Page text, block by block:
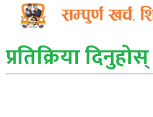
प्रतिक्रिया दिनुहोस्